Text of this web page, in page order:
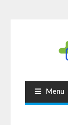
Menu